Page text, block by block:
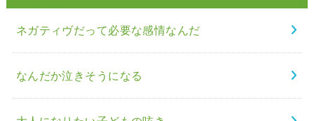
ネガティヴだって必要な感情なんだ
なんだか泣きそうになる